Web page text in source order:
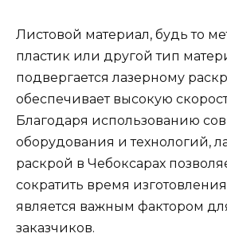
Листовой материал, будь то
пластик или другой тип
подвергается лазерному
обеспечивает высокую
Благодаря использованию
оборудования и технологий,
раскрой в Чебоксарах
сократить время
является важным фактором
заказчиков.